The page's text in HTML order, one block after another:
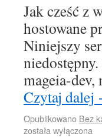
Jak cześć z
hostowane
Niniejszy
mageia-
Czytaj dalej
Opublikowano Bez
została wyłączona